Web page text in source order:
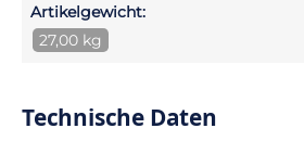
Artikelgewicht:
27,00 kg
Technische Daten